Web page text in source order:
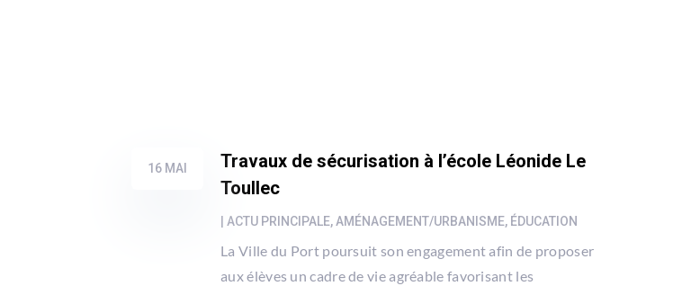
Travaux de sécurisation à l’école Léonide Le
Toullec
16 MAI
ACTU PRINCIPALE, AMÉNAGEMENT/URBANISME, ÉDUCATION
La Ville du Port poursuit son engagement afin de proposer
aux élèves un cadre de vie agréable favorisant les